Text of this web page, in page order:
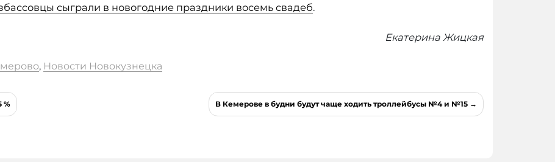
сыграли в новогодние праздники восемь свадеб.
Екатерина Жицкая
, Новости Новокузнецка
% В Кемерове в будни будут чаще ходить троллейбусы №4 и №15